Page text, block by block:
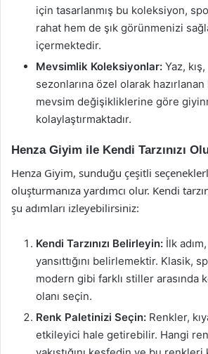
için tasarlanmış bu koleksiyon,
rahat hem de şık görünmenizi
içermektedir.
Mevsimlik Koleksiyonlar: Yaz,
sezonlarına özel olarak
mevsim değişikliklerine göre
kolaylaştırmaktadır.
Henza Giyim ile Kendi Tarzınızı
Henza Giyim, sunduğu çeşitli
oluşturmanıza yardımcı olur. Kendi
şu adımları izleyebilirsiniz:
Kendi Tarzınızı Belirleyin: İlk
yansıttığını belirlemektir. Klasik,
modern gibi farklı stiller arasında
olanı seçin.
Renk Paletinizi Seçin: Renkler,
etkileyici hale getirebilir. Hangi